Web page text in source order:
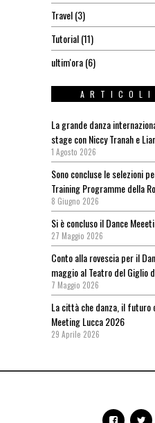
Travel(3)
Tutorial(11)
ultim'ora(6)
La grande danza
stage con Niccy Tranah e
1 Agosto 2026
Sono concluse le selezioni
Training Programme della
8 Giugno 2026
Si è concluso il Dance
27 Maggio 2026
Conto alla rovescia per il
maggio al Teatro del Giglio
7 Maggio 2026
La città che danza, il futuro
Meeting Lucca 2026
29 Aprile 2026